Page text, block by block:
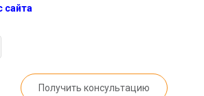
сайта
Получить консультацию